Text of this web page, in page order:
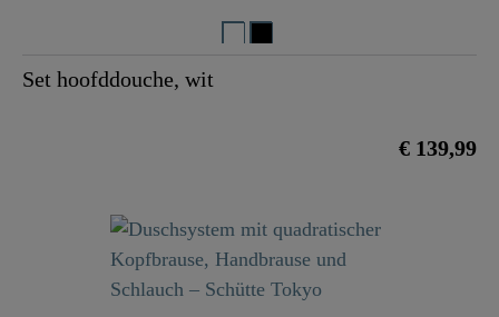
Set hoofddouche, wit
€ 139,99